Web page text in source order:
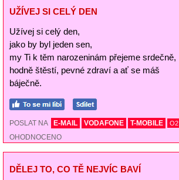
UŽÍVEJ SI CELÝ DEN
Užívej si celý den,
jako by byl jeden sen,
my Ti k těm narozeninám přejeme srdečně,
hodně štěstí, pevné zdraví a ať se máš
báječně.
POSLAT NA E-MAIL VODAFONE T-MOBILE O2
OHODNOCENO
DĚLEJ TO, CO TĚ NEJVÍC BAVÍ